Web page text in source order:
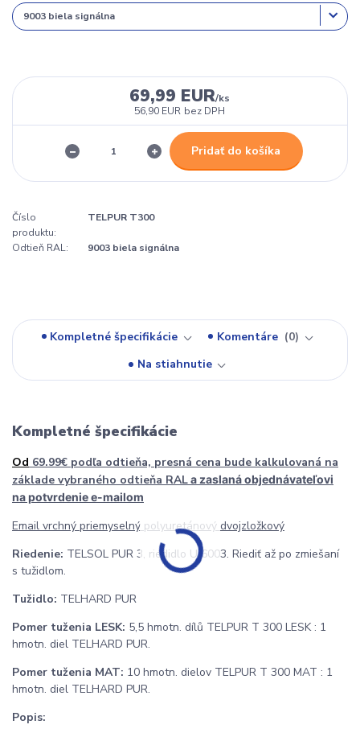
69,99 EUR/ks
56,90 EUR bez DPH
Pridať do košíka
Číslo
produktu:
TELPUR T300
Odtieň RAL: 9003 biela signálna
Kompletné špecifikácie Komentáre
0
Na stiahnutie
Kompletné špecifikácie
Od 69.99€ podľa odtieňa, presná cena bude kalkulovaná na
základe vybraného odtieňa RALa zaslaná objednávateľovi
na potvrdenie e-mailom
Email vrchný priemyselný polyuretánový dvojzložkový
Riedenie: TELSOL PUR 3, riedidlo U 6003. Riediť až po zmiešaní
s tužidlom.
Tužidlo: TELHARD PUR
Pomer tuženia LESK: 5,5 hmotn. dílů TELPUR T 300 LESK : 1
hmotn. diel TELHARD PUR.
Pomer tuženia MAT: 10 hmotn. dielov TELPUR T 300 MAT : 1
hmotn. diel TELHARD PUR.
Popis: